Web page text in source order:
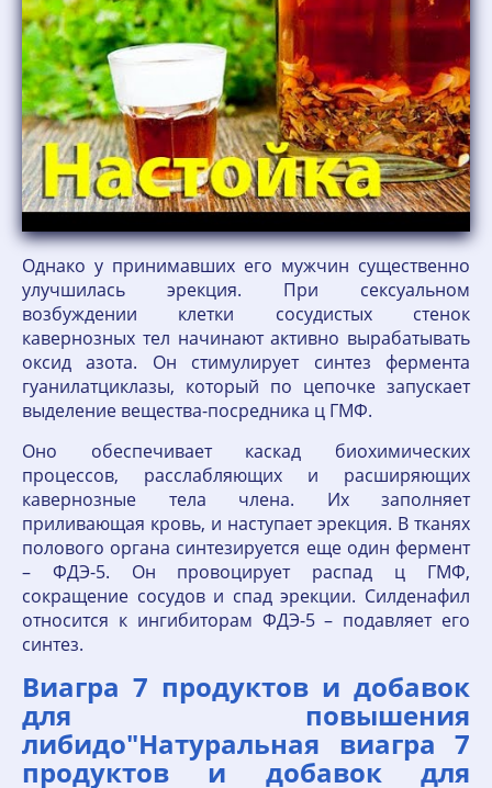
Однако у принимавших его мужчин существенно
улучшилась эрекция. При сексуальном
возбуждении клетки сосудистых стенок
кавернозных тел начинают активно вырабатывать
оксид азота. Он стимулирует синтез фермента
гуанилатциклазы, который по цепочке запускает
выделение вещества-посредника ц ГМФ.
Оно обеспечивает каскад биохимических
процессов, расслабляющих и расширяющих
кавернозные тела члена. Их заполняет
приливающая кровь, и наступает эрекция. В тканях
полового органа синтезируется еще один фермент
– ФДЭ-5. Он провоцирует распад ц ГМФ,
сокращение сосудов и спад эрекции. Силденафил
относится к ингибиторам ФДЭ-5 – подавляет его
синтез.
Виагра 7 продуктов и добавок
для повышения
либидо"Натуральная виагра 7
продуктов и добавок для